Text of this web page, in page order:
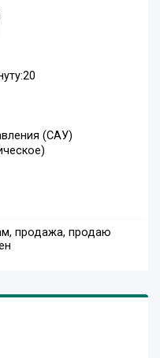
(САУ)
продажа, продаю